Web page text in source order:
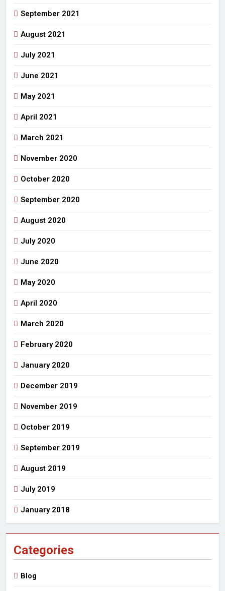
September 2021
August 2021
July 2021
June 2021
May 2021
April 2021
March 2021
November 2020
October 2020
September 2020
August 2020
July 2020
June 2020
May 2020
April 2020
March 2020
February 2020
January 2020
December 2019
November 2019
October 2019
September 2019
August 2019
July 2019
January 2018
Categories
Blog